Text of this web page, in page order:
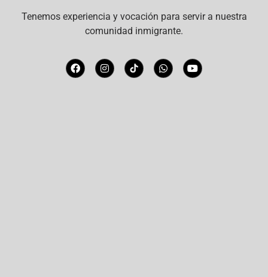
Tenemos experiencia y vocación para servir a nuestra
comunidad inmigrante.